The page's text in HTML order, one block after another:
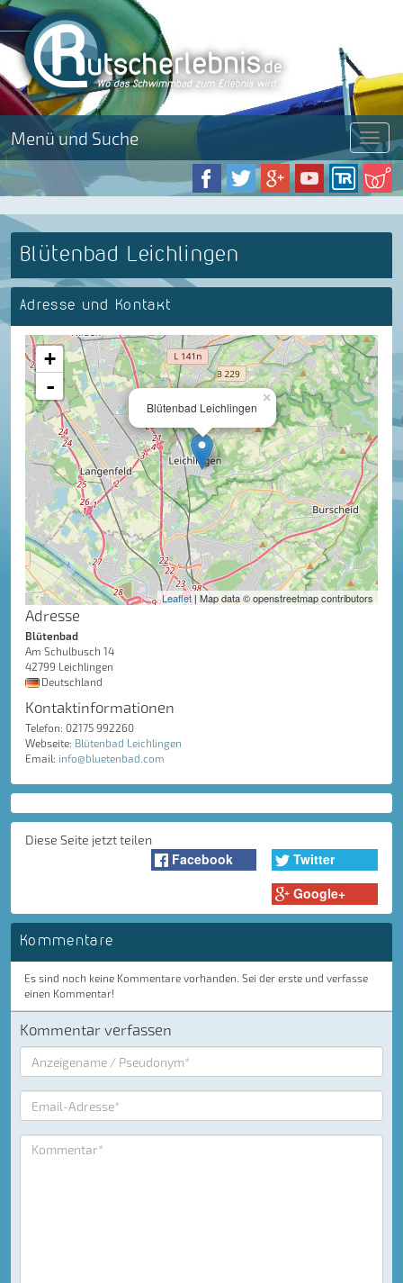
Menü und Suche Menü
Blütenbad Leichlingen
Adresse und Kontakt
×
Blütenbad Leichlingen
+
-
Leaflet| Map data © openstreetmap contributors
Adresse
Blütenbad
Am Schulbusch 14
42799 Leichlingen
Deutschland
Kontaktinformationen
Telefon: 02175 992260
Webseite: Blütenbad Leichlingen
Email: info@bluetenbad.com
Diese Seite jetzt teilen
Facebook
Twitter
Google+
Kommentare
Es sind noch keine Kommentare vorhanden. Sei der erste und verfasse
einen Kommentar!
Kommentar verfassen